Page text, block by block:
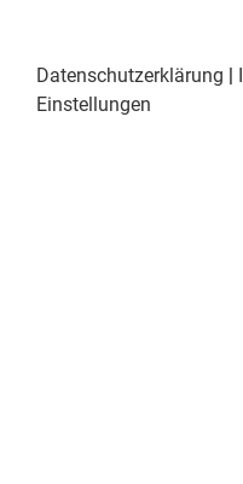
Datenschutzerklärung
Einstellungen